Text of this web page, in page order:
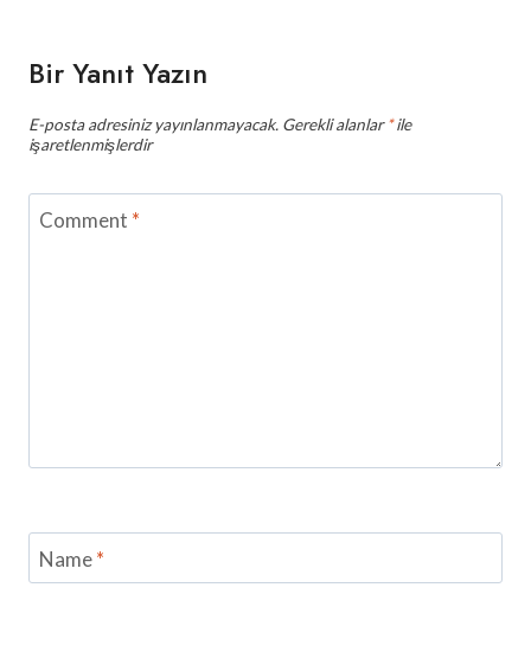
Bir Yanıt Yazın
E-posta adresiniz yayınlanmayacak. Gerekli alanlar*ile
işaretlenmişlerdir
Comment *
Name*